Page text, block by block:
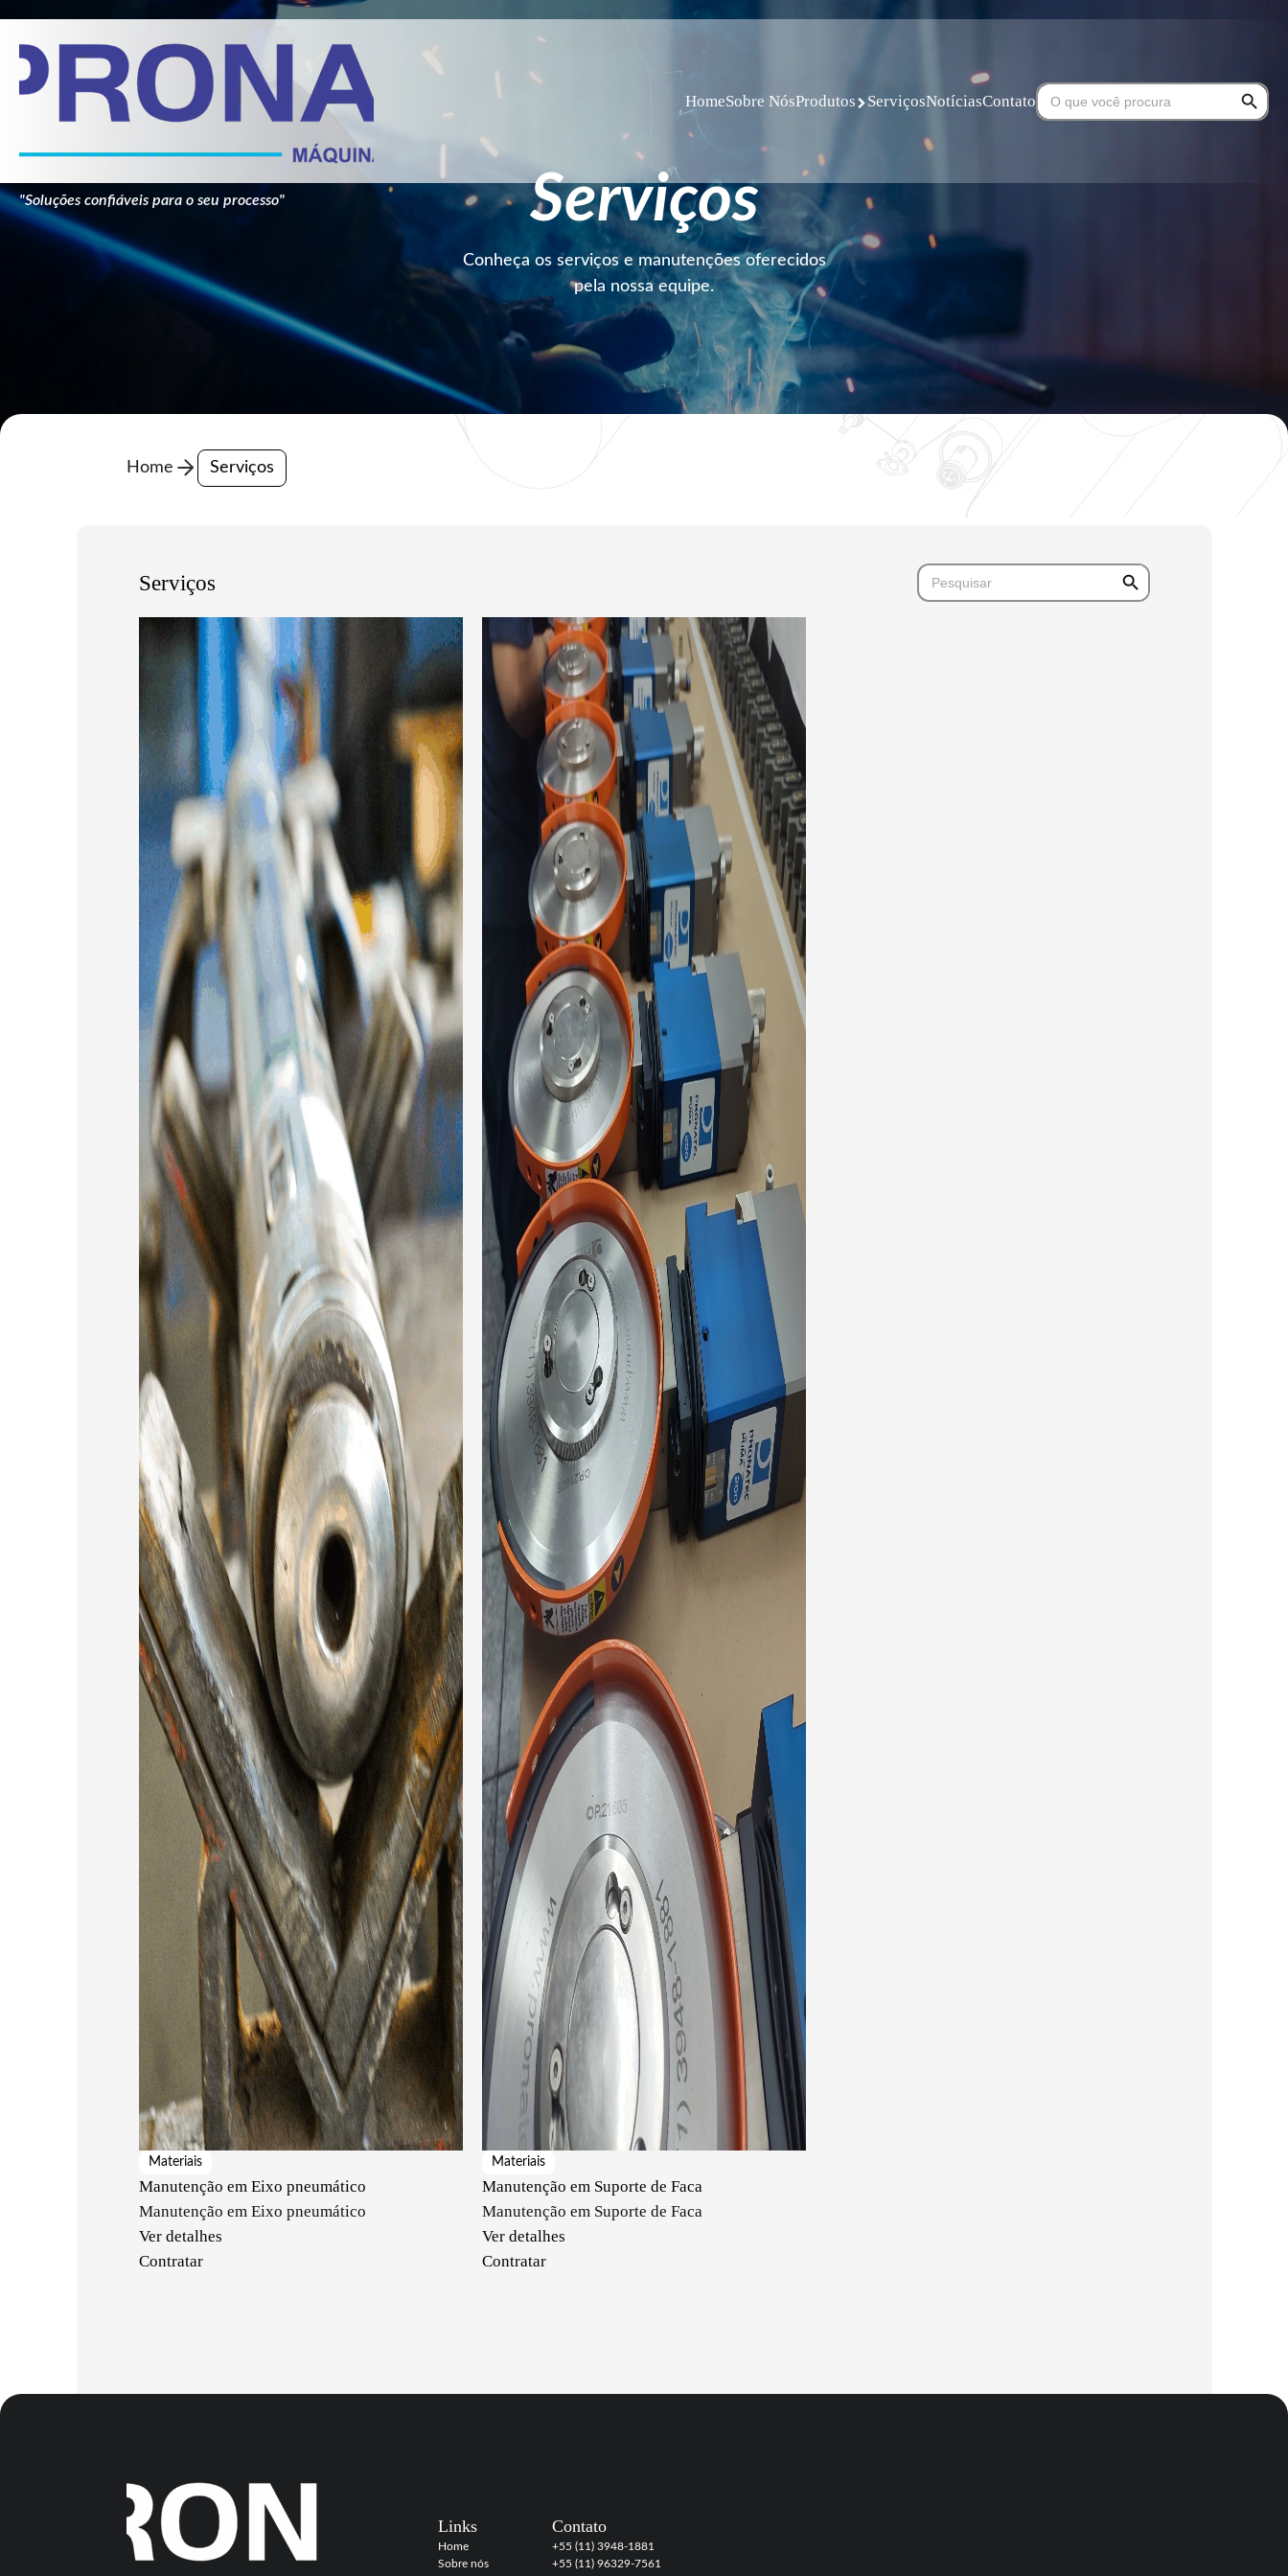
"Soluções confiáveis para o seu processo"
HomeSobre NósProdutos ServiçosNotíciasContato
Search
for:
Search Button
Serviços
Conheça os serviços e manutenções oferecidos
pela nossa equipe.
Home Serviços
Serviços
Search
for:
Search Button
Materiais
Manutenção em Eixo pneumático
Manutenção em Eixo pneumático
Ver detalhes
Contratar
Materiais
Manutenção em Suporte de Faca
Manutenção em Suporte de Faca
Ver detalhes
Contratar
Links
Home
Sobre nós
Contato
+55 (11) 3948-1881
+55 (11) 96329-7561